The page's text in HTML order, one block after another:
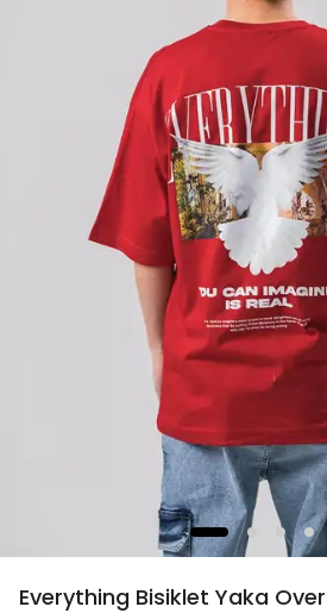
Everything Bisiklet Yaka